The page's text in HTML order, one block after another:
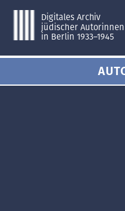
Digitales Archiv
jüdischer
in Berlin 1933–1945